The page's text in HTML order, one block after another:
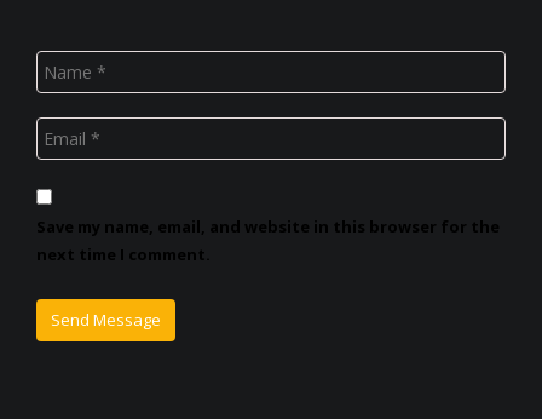
Save my name, email, and website in this browser for the
next time I comment.